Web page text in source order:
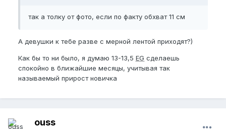
так а толку от фото, если по факту обхват 11 см
А девушки к тебе разве с мерной лентой приходят?)
Как бы то ни было, я думаю 13-13,5 EG сделаешь
спокойно в ближайшие месяцы, учитывая так
называемый прирост новичка
ouss